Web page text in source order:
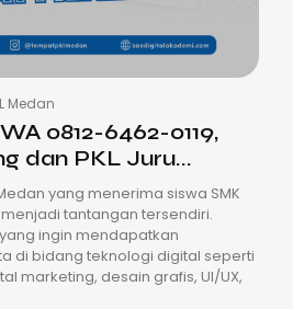
Medan
0812-6462-0119,
dan PKL Juru...
yang menerima siswa SMK
tantangan tersendiri.
ingin mendapatkan
di bidang teknologi digital seperti
marketing, desain grafis, UI/UX,